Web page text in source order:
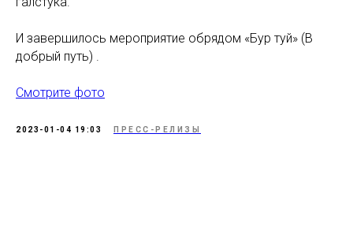
И завершилось мероприятие обрядом «Бур туй» (В
добрый путь) .
Смотрите фото
2023-01-04 19:03 ПРЕСС-РЕЛИЗЫ